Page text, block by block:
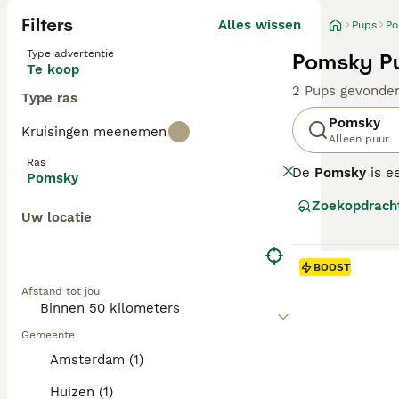
Filters Alles wissen
Type advertentie
Te koop
Type ras
Kruisingen meenemen
Ras
Pomsky
Uw locatie
Afstand tot jou
Gemeente
Amsterdam (1)
Huizen (1)
Pups
Pomsky
2 Pups
Pomsky
Alleen puur
De Pomsky is
formaat van
Qua
vereist. Ze zijn
van de
BOOST